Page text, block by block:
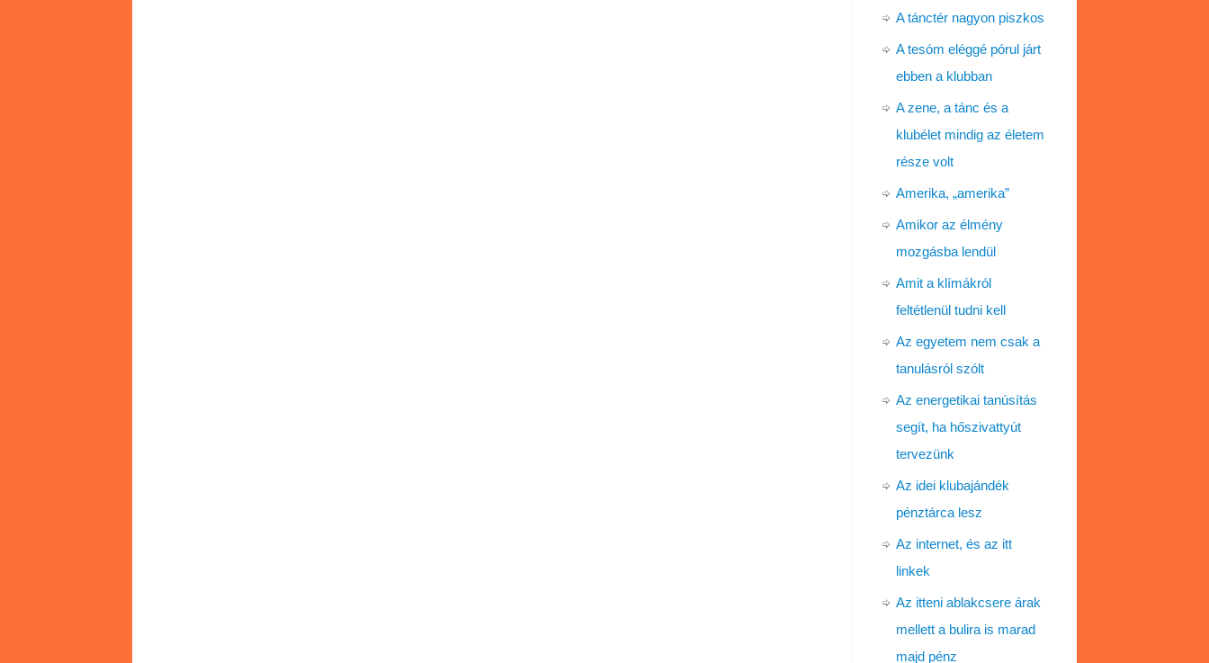
A tánctér nagyon piszkos
A tesóm eléggé pórul járt
ebben a klubban
A zene, a tánc és a
klubélet mindig az életem
része volt
Amerika, „amerika”
Amikor az élmény
mozgásba lendül
Amit a klímákról
feltétlenül tudni kell
Az egyetem nem csak a
tanulásról szólt
Az energetikai tanúsítás
segít, ha hőszivattyút
tervezünk
Az idei klubajándék
pénztárca lesz
Az internet, és az itt
linkek
Az itteni ablakcsere árak
mellett a bulira is marad
majd pénz